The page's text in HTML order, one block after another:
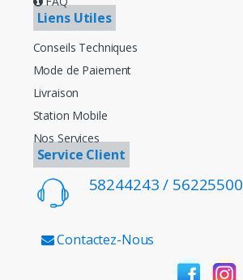
Liens Utiles
Conseils Techniques
Mode de Paiement
Livraison
Station Mobile
Nos Services
Service Client
58244243 / 56225500
Contactez-Nous